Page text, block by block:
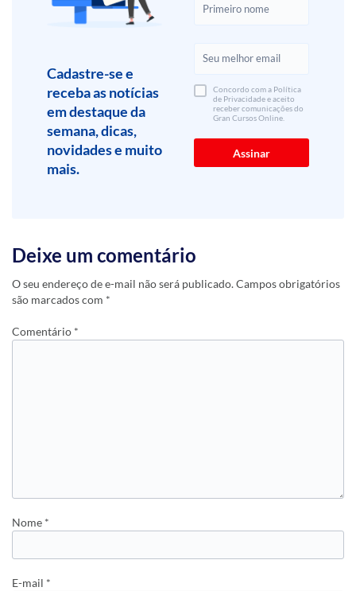
Cadastre-se e
receba as notícias
em destaque da
semana, dicas,
novidades e muito
mais.
Concordo com a Política
de Privacidade e aceito
receber comunicações do
Gran Cursos Online.
Deixe um comentário
O seu endereço de e-mail não será publicado.Campos obrigatórios
são marcados com *
Comentário *
Nome *
E-mail *